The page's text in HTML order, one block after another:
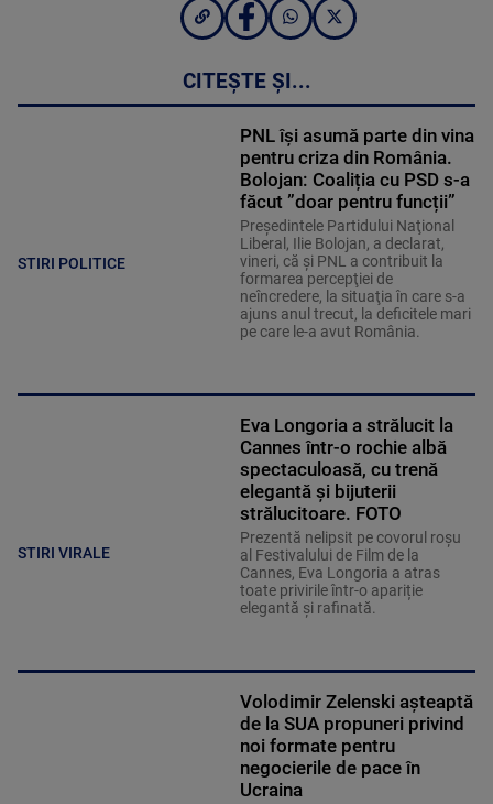
CITEȘTE ȘI...
STIRI POLITICE
PNL își asumă parte din vina
pentru criza din România.
Bolojan: Coaliția cu PSD s-a
făcut ”doar pentru funcții”
Preşedintele Partidului Naţional
Liberal, Ilie Bolojan, a declarat,
vineri, că şi PNL a contribuit la
formarea percepţiei de
neîncredere, la situaţia în care s-a
ajuns anul trecut, la deficitele mari
pe care le-a avut România.
STIRI VIRALE
Eva Longoria a strălucit la
Cannes într-o rochie albă
spectaculoasă, cu trenă
elegantă și bijuterii
strălucitoare. FOTO
Prezentă nelipsit pe covorul roșu
al Festivalului de Film de la
Cannes, Eva Longoria a atras
toate privirile într-o apariție
elegantă și rafinată.
Volodimir Zelenski aşteaptă
de la SUA propuneri privind
noi formate pentru
negocierile de pace în
Ucraina